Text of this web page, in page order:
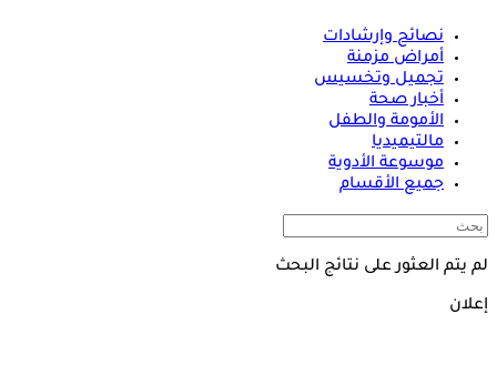
نصائح وإرشادات
أمراض مزمنة
تجميل وتخسيس
أخبار صحة
الأمومة والطفل
مالتيميديا
موسوعة الأدوية
جميع الأقسام
لم يتم العثور على نتائج البحث
إعلان